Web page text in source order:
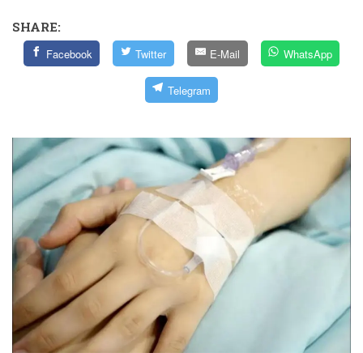
SHARE:
Facebook Twitter E-Mail WhatsApp
Telegram